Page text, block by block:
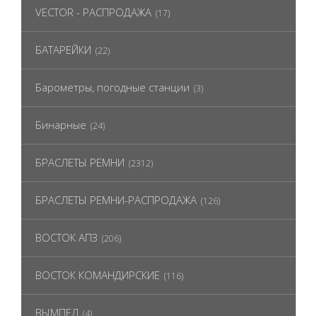
VECTOR - РАСПРОДАЖА (17)
БАТАРЕЙКИ (22)
Барометры, погодные станции (3)
Бинарные (24)
БРАСЛЕТЫ РЕМНИ (2312)
БРАСЛЕТЫ РЕМНИ-РАСПРОДАЖА (126)
ВОСТОК АПЗ (206)
ВОСТОК КОМАНДИРСКИЕ (116)
ВЫМПЕЛ (4)